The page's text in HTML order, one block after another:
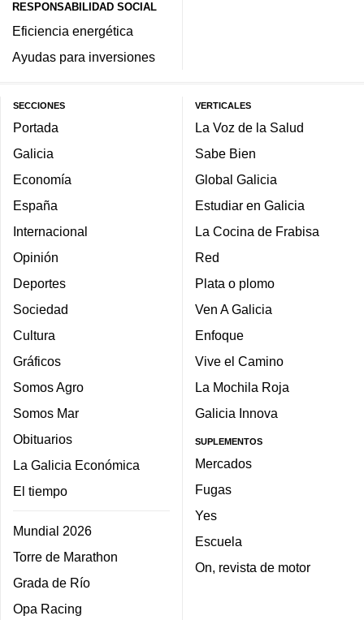
RESPONSABILIDAD SOCIAL
Eficiencia energética
Ayudas para inversiones
SECCIONES
Portada
Galicia
Economía
España
Internacional
Opinión
Deportes
Sociedad
Cultura
Gráficos
Somos Agro
Somos Mar
Obituarios
La Galicia Económica
El tiempo
Mundial 2026
Torre de Marathon
Grada de Río
Opa Racing
VERTICALES
La Voz de la Salud
Sabe Bien
Global Galicia
Estudiar en Galicia
La Cocina de Frabisa
Red
Plata o plomo
Ven A Galicia
Enfoque
Vive el Camino
La Mochila Roja
Galicia Innova
SUPLEMENTOS
Mercados
Fugas
Yes
Escuela
On, revista de motor